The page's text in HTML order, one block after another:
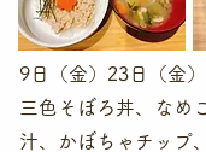
9日（金）23日（金）
三色そぼろ丼、なめ
汁、かぼちゃチップ